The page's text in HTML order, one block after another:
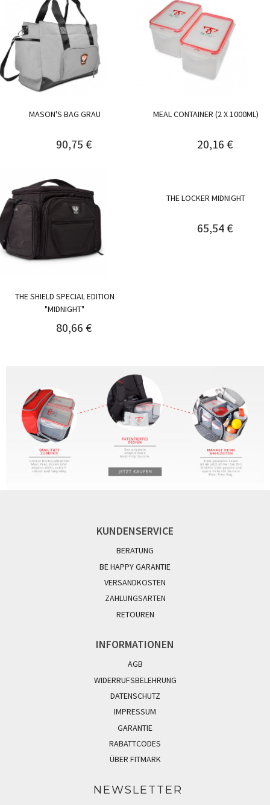
MASON'S BAG GRAU
90,75 €
MEAL CONTAINER (2 X 1000ML)
20,16 €
THE SHIELD SPECIAL EDITION
"MIDNIGHT"
80,66 €
THE LOCKER MIDNIGHT
65,54 €
KUNDENSERVICE
BERATUNG
BE HAPPY GARANTIE
VERSANDKOSTEN
ZAHLUNGSARTEN
RETOUREN
INFORMATIONEN
AGB
WIDERRUFSBELEHRUNG
DATENSCHUTZ
IMPRESSUM
GARANTIE
RABATTCODES
ÜBER FITMARK
NEWSLETTER